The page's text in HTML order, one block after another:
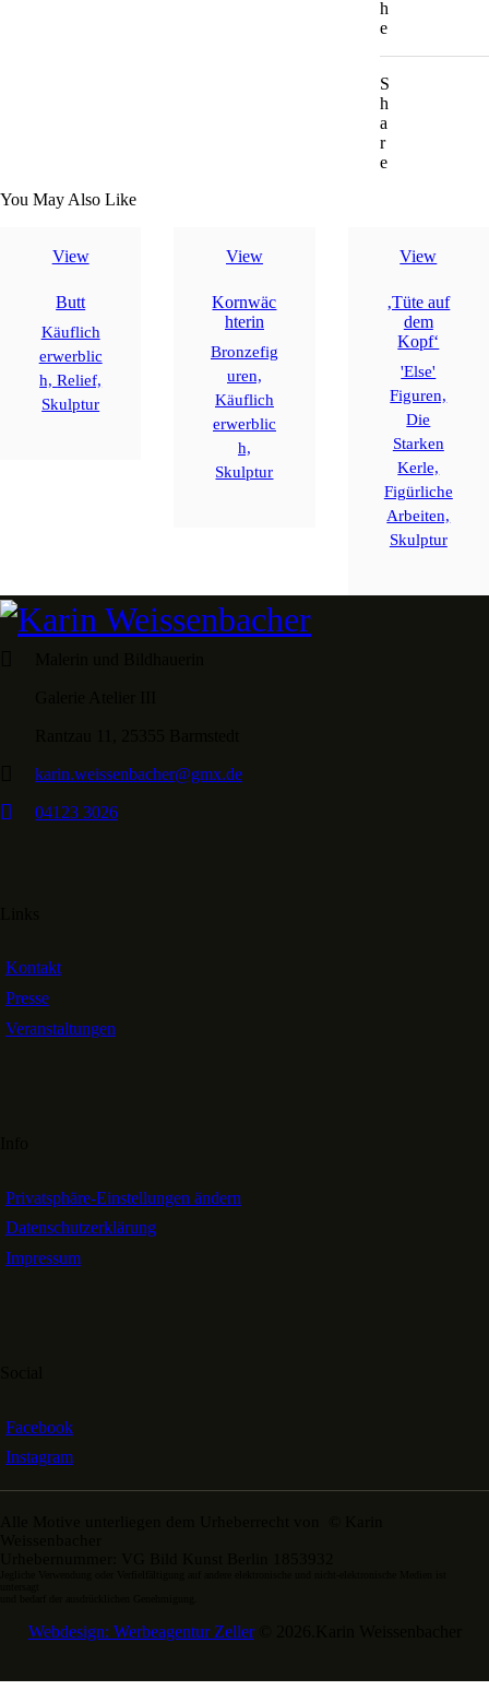
h
e
S
h
a
r
e
You May Also Like
View
Butt
Käuflich
erwerblic
h,Relief,
Skulptur
View
Kornwäc
hterin
Bronzefig
uren,
Käuflich
erwerblic
h,
Skulptur
View
‚Tüte auf
dem
Kopf‘
'Else'
Figuren,
Die
Starken
Kerle,
Figürliche
Arbeiten,
Skulptur
karin.weissenbacher@gmx.de
04123 3026
Kontakt
Presse
Veranstaltungen
Privatsphäre-Einstellungen ändern
Datenschutzerklärung
Impressum
Facebook
Instagram
Webdesign: Werbeagentur Zeller